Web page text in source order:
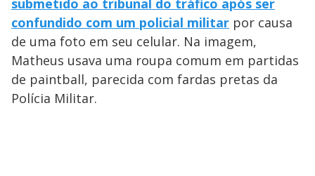
submetido ao tribunal do tráfico após ser
confundido com um policial militar por causa
de uma foto em seu celular. Na imagem,
Matheus usava uma roupa comum em partidas
de paintball, parecida com fardas pretas da
Polícia Militar.